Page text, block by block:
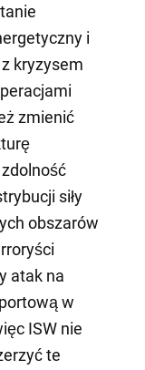
i
kryzysem
zmienić
siły
obszarów
atak na
w
ISW nie
te